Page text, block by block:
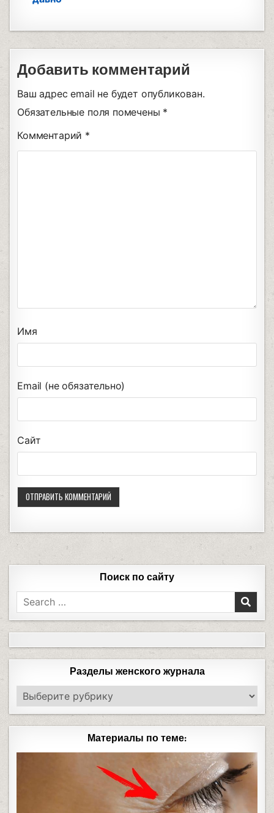
Добавить комментарий
Ваш адрес email не будет опубликован.
Обязательные поля помечены *
Комментарий *
Имя
Email (не обязательно)
Сайт
Поиск по сайту
Разделы женского журнала
Материалы по теме: